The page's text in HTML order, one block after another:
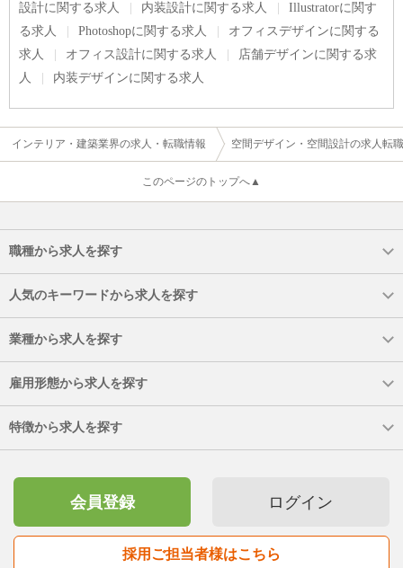
設計に関する求人
内装設計に関する求人
Illustratorに関す
る求人
Photoshopに関する求人
オフィスデザインに関する
求人
オフィス設計に関する求人
店舗デザインに関する求
人
内装デザインに関する求人
インテリア・建築業界の求人・転職情報 空間デザイン・空間設計の求人転
このページのトップへ▲
職種から求人を探す
人気のキーワードから求人を探す
業種から求人を探す
雇用形態から求人を探す
特徴から求人を探す
会員登録 ログイン
採用ご担当者様はこちら